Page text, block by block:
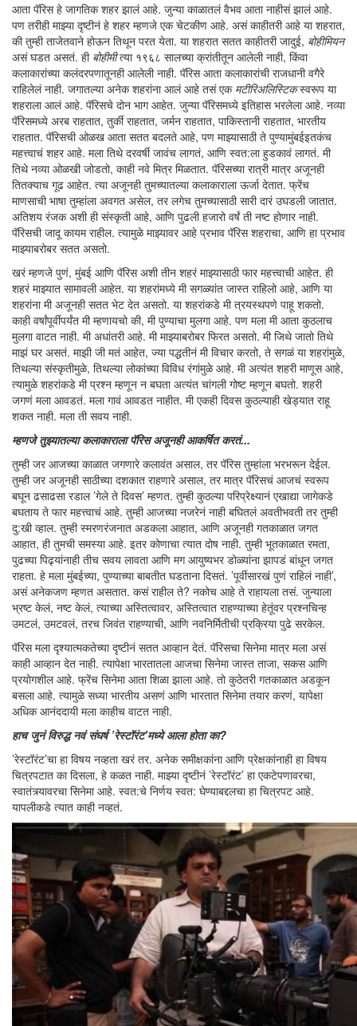
आता पॅरिस हे जागतिक शहर झालं आहे. जुन्या काळातलं वैभव आता नाहीसं झालं आहे.
पण तरीही माझ्या दृष्टीनं हे शहर म्हणजे एक चेटकीण आहे. असं काहीतरी आहे या शहरात,
की तुम्ही ताजेतवाने होऊन तिथून परत येता. या शहरात सतत काहीतरी जादुई, बोहीमियन
असं घडत असतं. ही बोहीमीत्या १९६८ सालच्या क्रांतीतून आलेली नाही, किंवा
कलाकारांच्या कलंदरपणातूनही आलेली नाही. पॅरिस आता कलाकारांची राजधानी वगैरे
राहिलेलं नाही. जगातल्या अनेक शहरांना आलं आहे तसं एक मटीरिअलिस्टिकस्वरूप या
शहराला आलं आहे. पॅरिसचे दोन भाग आहेत. जुन्या पॅरिसमध्ये इतिहास भरलेला आहे. नव्या
पॅरिसमध्ये अरब राहतात, तुर्की राहतात, जर्मन राहतात, पाकिस्तानी राहतात, भारतीय
राहतात. पॅरिसची ओळख आता सतत बदलते आहे, पण माझ्यासाठी ते पुण्यामुंबईइतकंच
महत्त्वाचं शहर आहे. मला तिथे दरवर्षी जावंच लागतं, आणि स्वत:ला हुडकावं लागतं. मी
तिथे नव्या ओळखी जोडतो, काही नवे मित्र मिळतात. पॅरिसच्या रात्री मात्र अजूनही
तितक्याच गूढ आहेत. त्या अजूनही तुमच्यातल्या कलाकाराला ऊर्जा देतात. फ्रेंच
माणसाची भाषा तुम्हांला अवगत असेल, तर लगेच तुमच्यासाठी सारी दारं उघडली जातात.
अतिशय रंजक अशी ही संस्कृती आहे, आणि पुढली हजारो वर्षं ती नष्ट होणार नाही.
पॅरिसची जादू कायम राहील. त्यामुळे माझ्यावर आहे प्रभाव पॅरिस शहराचा, आणि हा प्रभाव
माझ्याबरोबर सतत असतो.
खरं म्हणजे पुणं, मुंबई आणि पॅरिस अशी तीन शहरं माझ्यासाठी फार महत्त्वाची आहेत. ही
शहरं माझ्यात सामावली आहेत. या शहरांमध्ये मी सगळ्यांत जास्त राहिलो आहे, आणि या
शहरांना मी अजूनही सतत भेट देत असतो. या शहरांकडे मी त्रयस्थपणे पाहू शकतो.
काही वर्षांपूर्वीपर्यंत मी म्हणायचो की, मी पुण्याचा मुलगा आहे. पण मला मी आता कुठलाच
मुलगा वाटत नाही. मी अधांतरी आहे. मी माझ्याबरोबर फिरत असतो. मी जिथे जातो तिथे
माझं घर असतं. माझी जी मतं आहेत, ज्या पद्धतीनं मी विचार करतो, ते सगळं या शहरांमुळे,
तिथल्या संस्कृतीमुळे, तिथल्या लोकांच्या विविध रंगांमुळे आहे. मी अत्यंत शहरी माणूस आहे,
त्यामुळे शहरांकडे मी प्रश्न म्हणून न बघता अत्यंत चांगली गोष्ट म्हणून बघतो. शहरी
जगणं मला आवडतं. मला गावं आवडत नाहीत. मी एकही दिवस कुठल्याही खेड्यात राहू
शकत नाही. मला ती सवय नाही.
म्हणजे तुझ्यातल्या कलाकाराला पॅरिस अजूनही आकर्षित करतं...
तुम्ही जर आजच्या काळात जगणारे कलावंत असाल, तर पॅरिस तुम्हांला भरभरून देईल.
तुम्ही जर अजूनही साठीच्या दशकात राहणारे असाल, तर मात्र पॅरिसचं आजचं स्वरूप
बघून ढसाढसा रडाल ’गेले ते दिवस’ म्हणत. तुम्ही कुठल्या परिप्रेक्ष्यानं एखाद्या जागेकडे
बघताय ते फार महत्त्वाचं आहे. तुम्ही आजच्या नजरेनं नाही बघितलं अवतीभवती तर तुम्ही
दु:खी व्हाल. तुम्ही स्मरणरंजनात अडकला आहात, आणि अजूनही गतकाळात जगत
आहात, ही तुमची समस्या आहे. इतर कोणाचा त्यात दोष नाही. तुम्ही भूतकाळात रमता,
पुढच्या पिढ्यांनाही तीच सवय लावता आणि मग आयुष्यभर डोळ्यांना झापडं बांधून जगत
राहता. हे मला मुंबईच्या, पुण्याच्या बाबतीत घडताना दिसतं. ’पूर्वीसारखं पुणं राहिलं नाही’,
असं अनेकजण म्हणत असतात. कसं राहील ते? नकोच आहे ते राहायला तसं. जुन्याला
भ्रष्ट केलं, नष्ट केलं, त्याच्या अस्तित्वावर, अस्तित्वात राहण्याच्या हेतूंवर प्रश्नचिन्ह
उमटलं, उमटवलं, तरच जिवंत राहण्याची, आणि नवनिर्मितीची प्रक्रिया पुढे सरकेल.
पॅरिस मला दृश्यात्मकतेच्या दृष्टीनं सतत आव्हान देतं. पॅरिसचा सिनेमा मात्र मला असं
काही आव्हान देत नाही. त्यापेक्षा भारतातला आजचा सिनेमा जास्त ताजा, सकस आणि
प्रयोगशील आहे. फ्रेंच सिनेमा आता शिळा झाला आहे. तो कुठेतरी गतकाळात अडकून
बसला आहे. त्यामुळे सध्या भारतीय असणं आणि भारतात सिनेमा तयार करणं, यापेक्षा
अधिक आनंददायी मला काहीच वाटत नाही.
हाच जुनं विरुद्ध नवं संघर्ष ’रेस्टॉरंट’मध्ये आला होता का?
’रेस्टॉरंट’चा हा विषय नव्हता खरं तर. अनेक समीक्षकांना आणि प्रेक्षकांनाही हा विषय
चित्रपटात का दिसला, हे कळत नाही. माझ्या दृष्टीनं ’रेस्टॉरंट’ हा एकटेपणावरचा,
स्वातंत्र्यावरचा सिनेमा आहे. स्वत:चे निर्णय स्वत: घेण्याबद्दलचा हा चित्रपट आहे.
यापलीकडे त्यात काही नव्हतं.